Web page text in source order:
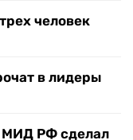
человек
в лидеры
МИД РФ сделал